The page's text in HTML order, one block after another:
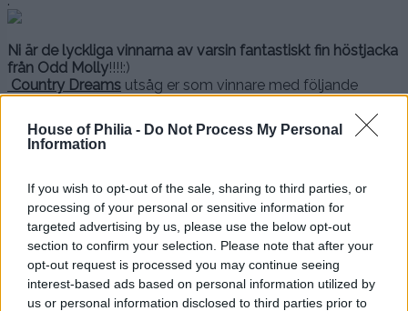
House of Philia - Do Not Process My Personal
Information
If you wish to opt-out of the sale, sharing to third parties, or
processing of your personal or sensitive information for
targeted advertising by us, please use the below opt-out
section to confirm your selection. Please note that after your
opt-out request is processed you may continue seeing
interest-based ads based on personal information utilized by
us or personal information disclosed to third parties prior to
Ni är de lyckliga vinnarna av varsin fantastiskt fin höstjacka
från Odd Molly!!!!:)
Country Dreams utsåg er som vinnare med följande
motiveringar:
Jag har försökt att titta på andra märken men återkommer
ständig till Odd Molly kollektioner. När jag hittar ett plagg
klickar till. När man sen sätter på sig kläderna så blir man
glad och vem vill inte vara glad De kläderna blir aldrig
tråkiga utan är alltid mig kära. Sen är de precis som
konstverk skönheten ligger i betraktarens ögon och alla är
unika.
Jeanette, vinnare av den vita jackan, sa…